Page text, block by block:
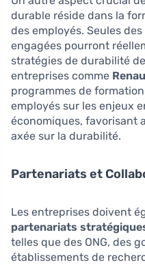
durable réside dans la
des employés. Seules
engagées pourront
stratégies de durabilité
entreprises comme
programmes de
employés sur les enjeux
économiques, favorisant
axée sur la durabilité.
Partenariats et
Les entreprises doivent
partenariats
telles que des ONG, des
établissements de